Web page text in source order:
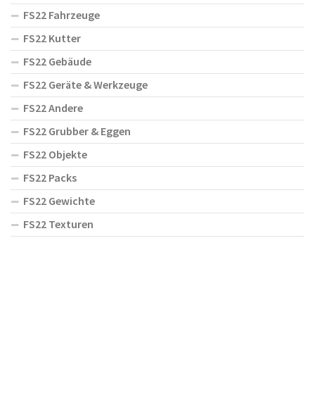
FS22 Fahrzeuge
FS22 Kutter
FS22 Gebäude
FS22 Geräte & Werkzeuge
FS22 Andere
FS22 Grubber & Eggen
FS22 Objekte
FS22 Packs
FS22 Gewichte
FS22 Texturen